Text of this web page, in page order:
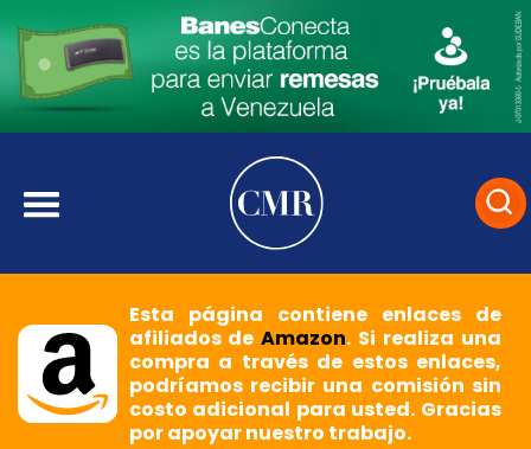
Esta página contiene enlaces de
afiliados deAmazon. Si realiza una
compra a través de estos enlaces,
podríamos recibir una comisión sin
costo adicional para usted. Gracias
por apoyar nuestro trabajo.